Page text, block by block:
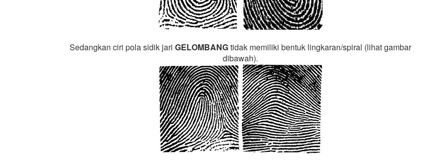
Sedangkan ciri pola sidik jari GELOMBANGtidak memiliki bentuk lingkaran/spiral (lihat gambar
dibawah).